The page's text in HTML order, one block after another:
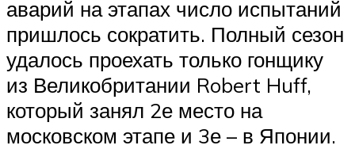
аварий на этапах число испытаний
пришлось сократить. Полный сезон
удалось проехать только гонщику
из Великобритании Robert Huff,
который занял 2е место на
московском этапе и 3е – в Японии.